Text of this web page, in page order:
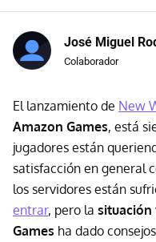
José Miguel
Colaborador
El lanzamiento de New
Amazon Games, está
jugadores están
satisfacción en general
los servidores están
entrar, pero la situación
Games ha dado